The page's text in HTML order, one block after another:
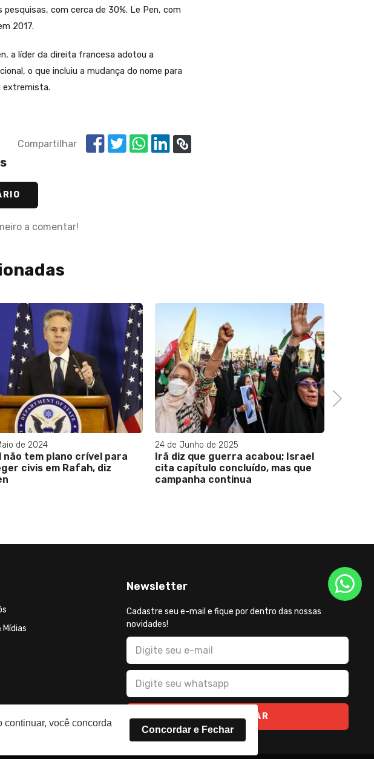
com cerca de 30%. Le Pen, com
2017.
a líder da direita francesa adotou a
o que incluiu a mudança do nome para
extremista.
Compartilhar
a comentar!
de 2024
não tem plano crível para
civis em Rafah, diz
24 de Junho de 2025
Irã diz que guerra acabou; Israel
cita capítulo concluído, mas que
campanha continua
Next
Mídias
Newsletter
Cadastre seu e-mail e fique por dentro das nossas
novidades!
CADASTRAR
continuar, você concorda
Concordar e Fechar